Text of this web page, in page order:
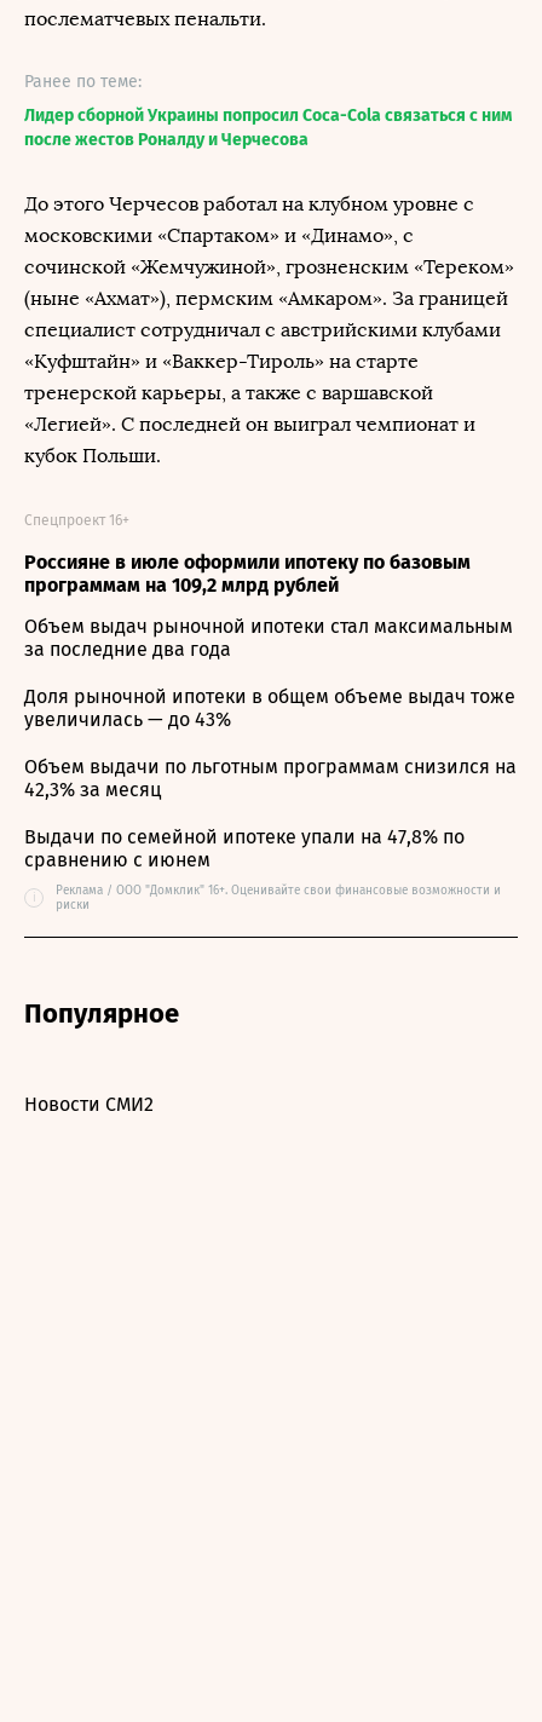
послематчевых пенальти.
Ранее по теме:
Лидер сборной Украины попросил Coca-Cola связаться с ним
после жестов Роналду и Черчесова
До этого Черчесов работал на клубном уровне с
московскими «Спартаком» и «Динамо», с
сочинской «Жемчужиной», грозненским «Тереком»
(ныне «Ахмат»), пермским «Амкаром». За границей
специалист сотрудничал с австрийскими клубами
«Куфштайн» и «Ваккер-Тироль» на старте
тренерской карьеры, а также с варшавской
«Легией». С последней он выиграл чемпионат и
кубок Польши.
Россияне в июле оформили ипотеку по базовым
программам на 109,2 млрд рублей
Спецпроект 16+
Объем выдач рыночной ипотеки стал максимальным
за последние два года
Доля рыночной ипотеки в общем объеме выдач тоже
увеличилась — до 43%
Объем выдачи по льготным программам снизился на
42,3% за месяц
Выдачи по семейной ипотеке упали на 47,8% по
сравнению с июнем
i
Реклама / ООО "Домклик" 16+. Оценивайте свои финансовые возможности и
риски
Популярное
Новости СМИ2